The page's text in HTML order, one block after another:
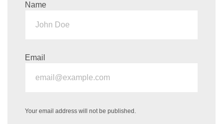
Name
Email
Your email address will not be published.